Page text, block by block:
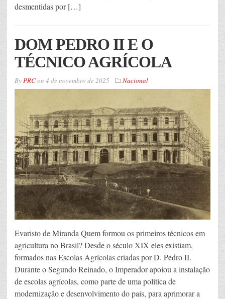
desmentidas por […]
DOM PEDRO II E O
TÉCNICO AGRÍCOLA
ByPRCon 4 de novembro de 2025 Nacional
Evaristo de Miranda Quem formou os primeiros técnicos em
agricultura no Brasil? Desde o século XIX eles existiam,
formados nas Escolas Agrícolas criadas por D. Pedro II.
Durante o Segundo Reinado, o Imperador apoiou a instalação
de escolas agrícolas, como parte de uma política de
modernização e desenvolvimento do país, para aprimorar a